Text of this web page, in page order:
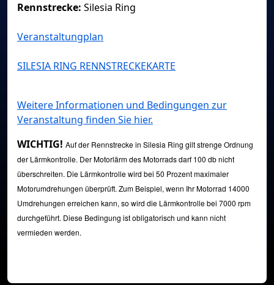
Rennstrecke: Silesia Ring
Veranstaltungplan
SILESIA RING RENNSTRECKEKARTE
Weitere Informationen und Bedingungen zur
Veranstaltung finden Sie hier.
WICHTIG! Auf der Rennstrecke in Silesia Ring gilt strenge Ordnung
der Lärmkontrolle. Der Motorlärm des Motorrads darf 100 db nicht
überschreiten. Die Lärmkontrolle wird bei 50 Prozent maximaler
Motorumdrehungen überprüft. Zum Beispiel, wenn Ihr Motorrad 14000
Umdrehungen erreichen kann, so wird die Lärmkontrolle bei 7000 rpm
durchgeführt. Diese Bedingung ist obligatorisch und kann nicht
vermieden werden.